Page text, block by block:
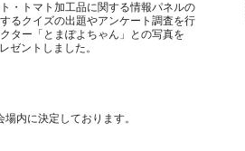
・トマト加工品に関する情報パネルの
るクイズの出題やアンケート調査を行
ター「とまぽよちゃん」との写真を
ゼントしました。
内に決定しております。